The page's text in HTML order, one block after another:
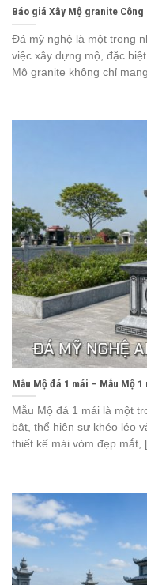
Báo giá Xây Mộ granite
Đá mỹ nghệ là một trong
việc xây dựng mộ, đặc
Mộ granite không chỉ
Mẫu Mộ đá 1 mái – Mẫu Mộ
Mẫu Mộ đá 1 mái là một
bật, thể hiện sự khéo léo
thiết kế mái vòm đẹp mắt,